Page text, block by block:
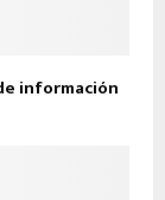
información